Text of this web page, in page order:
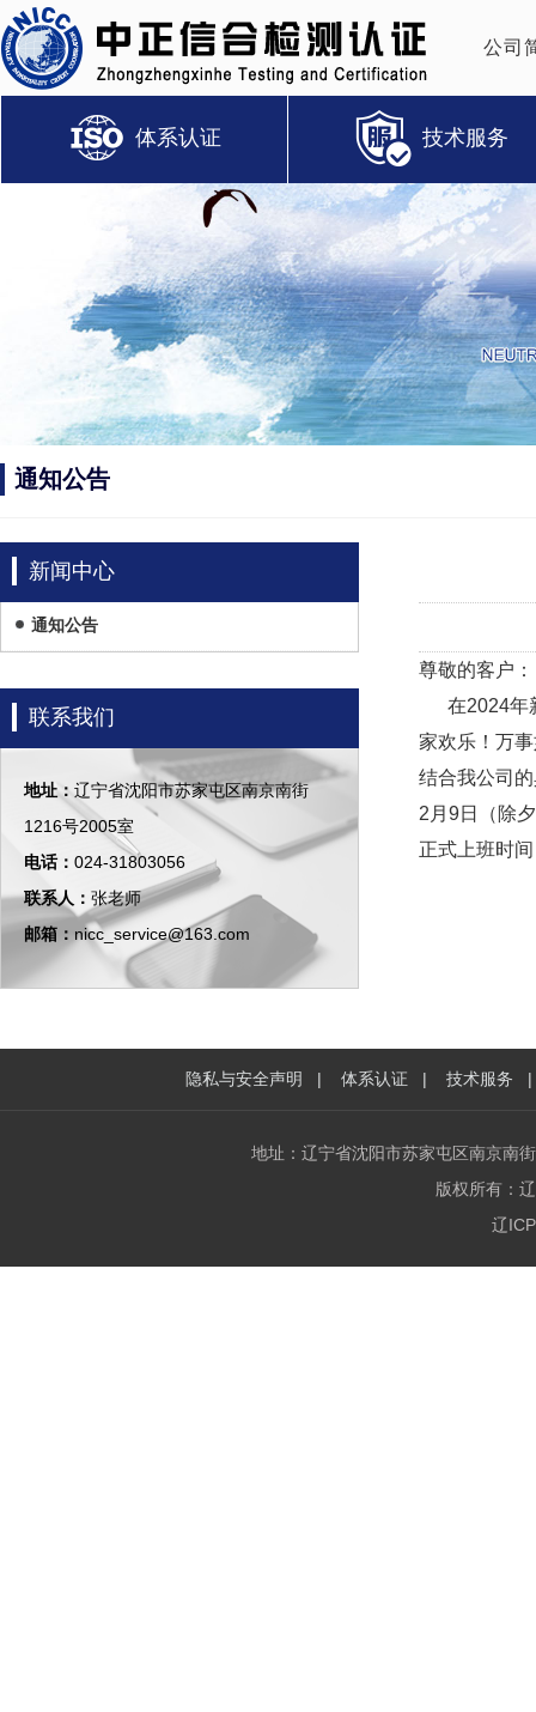
公司
体系认证 技术服务
通知公告
新闻中心
通知公告
联系我们
地址： 辽宁省沈阳市苏家屯区南京南街
1216号2005室
电话： 024-31803056
联系人： 张老师
邮箱： nicc_service@163.com
尊敬的客户：
在2024年
家欢乐！万
结合我公司
2月9日（除
正式上班时
隐私与安全声明 | 体系认证 | 技术服务
地址：辽宁省沈阳市苏家屯区南京
版权所有：
辽